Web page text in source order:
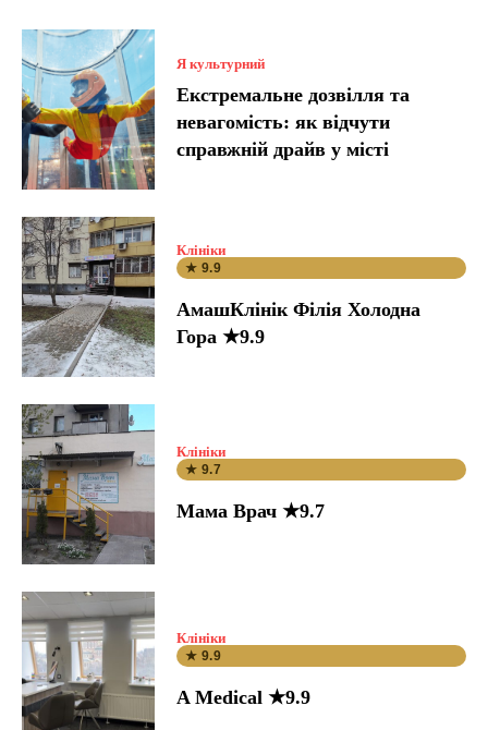
Я культурний
Екстремальне дозвілля та
невагомість: як відчути
справжній драйв у місті
Клініки
★ 9.9
АмашКлінік Філія Холодна
Гора ★9.9
Клініки
★ 9.7
Мама Врач ★9.7
Клініки
★ 9.9
A Medical ★9.9